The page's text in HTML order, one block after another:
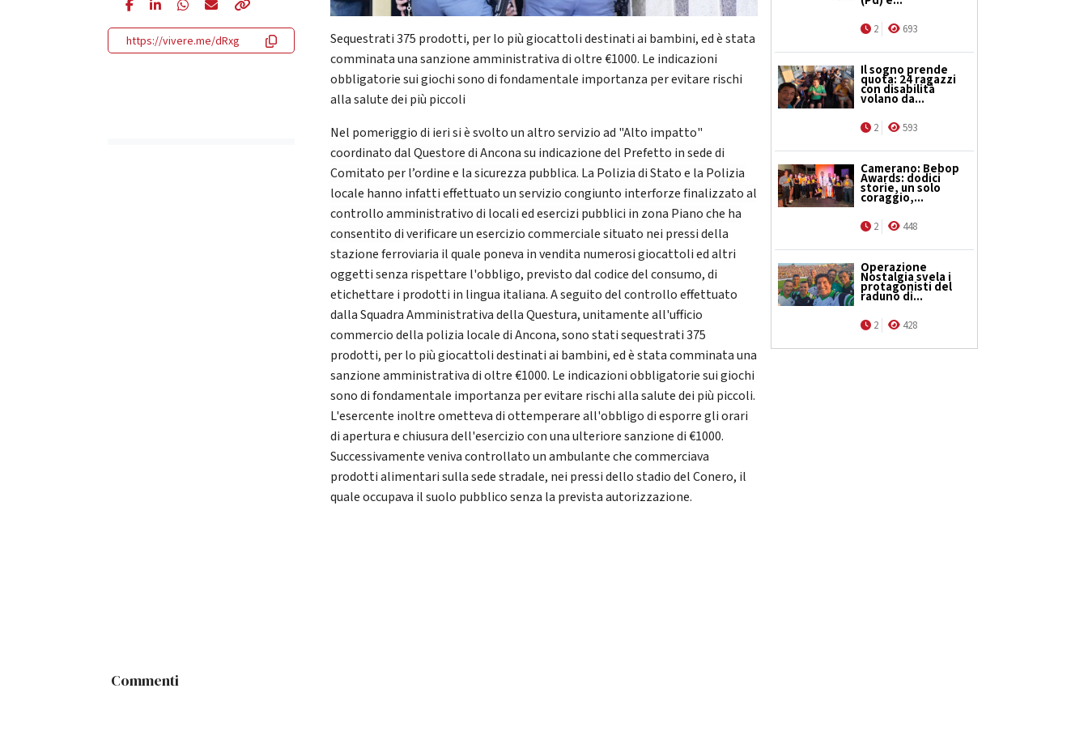
https://vivere.me/dRxg
Sequestrati 375 prodotti, per lo più giocattoli destinati ai bambini, ed è stata
comminata una sanzione amministrativa di oltre €1000. Le indicazioni
obbligatorie sui giochi sono di fondamentale importanza per evitare rischi
alla salute dei più piccoli
Nel pomeriggio di ieri si è svolto un altro servizio ad "Alto impatto"
coordinato dal Questore di Ancona su indicazione del Prefetto in sede di
Comitato per l’ordine e la sicurezza pubblica. La Polizia di Stato e la Polizia
locale hanno infatti effettuato un servizio congiunto interforze finalizzato al
controllo amministrativo di locali ed esercizi pubblici in zona Piano che ha
consentito diverificare un esercizio commerciale situato nei pressi della
stazione ferroviaria il quale poneva in vendita numerosi giocattoli ed altri
oggetti senza rispettare l'obbligo, previsto dal codice del consumo, di
etichettare i prodotti in lingua italiana. A seguito del controllo effettuato
dalla Squadra Amministrativa della Questura, unitamente all'ufficio
commercio della polizia locale di Ancona, sono stati sequestrati 375
prodotti, per lo più giocattoli destinati ai bambini, ed è stata comminata una
sanzione amministrativa di oltre €1000. Le indicazioni obbligatorie sui giochi
sono di fondamentale importanza per evitare rischi alla salute dei più piccoli.
L'esercente inoltre ometteva di ottemperare all'obbligo di esporre gli orari
di apertura e chiusura dell'esercizio con una ulteriore sanzione di €1000.
Successivamente veniva controllato un ambulante che commerciava
prodotti alimentari sulla sede stradale, nei pressi dello stadio del Conero, il
quale occupava il suolo pubblico senza la prevista autorizzazione.
2 693
Il sogno prende
quota: 24 ragazzi
con disabilità
volano da...
2 593
Camerano: Bebop
Awards: dodici
storie, un solo
coraggio,...
2 448
Operazione
Nostalgia svela i
protagonisti del
raduno di...
2 428
Commenti